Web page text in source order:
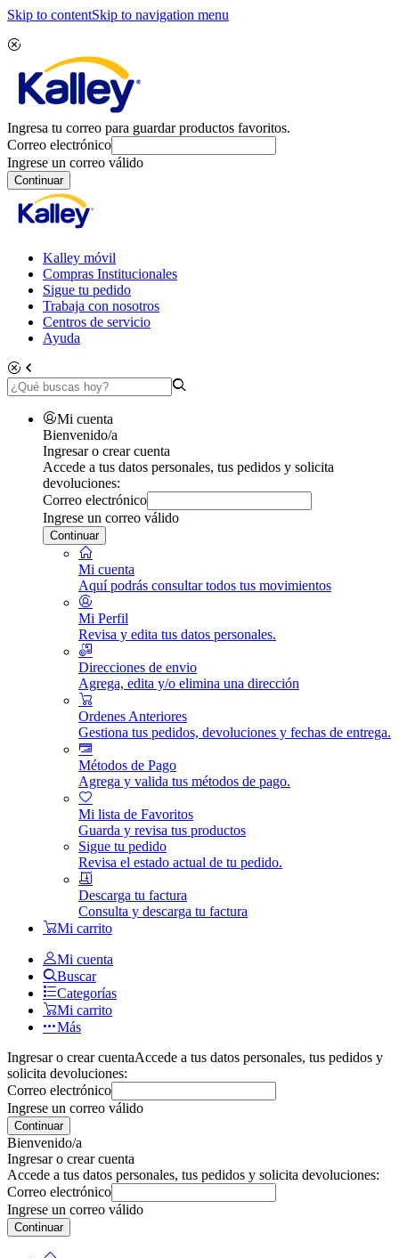
Skip to contentSkip to navigation menu
Ingresa tu correo para guardar productos favoritos.
Correo electrónico
Ingrese un correo válido
Continuar
Kalley móvil
Compras Institucionales
Sigue tu pedido
Trabaja con nosotros
Centros de servicio
Ayuda
Mi cuenta
Bienvenido/a
Ingresar o crear cuenta
Accede a tus datos personales, tus pedidos y solicita
devoluciones:
Correo electrónico
Ingrese un correo válido
Continuar
Mi cuenta
Aquí podrás consultar todos tus movimientos
Mi Perfil
Revisa y edita tus datos personales.
Direcciones de envio
Agrega, edita y/o elimina una dirección
Ordenes Anteriores
Gestiona tus pedidos, devoluciones y fechas de entrega.
Métodos de Pago
Agrega y valida tus métodos de pago.
Mi lista de Favoritos
Guarda y revisa tus productos
Sigue tu pedido
Revisa el estado actual de tu pedido.
Descarga tu factura
Consulta y descarga tu factura
Mi carrito
Mi cuenta
Buscar
Categorías
Mi carrito
Más
Ingresar o crear cuentaAccede a tus datos personales, tus pedidos y
solicita devoluciones:
Correo electrónico
Ingrese un correo válido
Continuar
Bienvenido/a
Ingresar o crear cuenta
Accede a tus datos personales, tus pedidos y solicita devoluciones:
Correo electrónico
Ingrese un correo válido
Continuar